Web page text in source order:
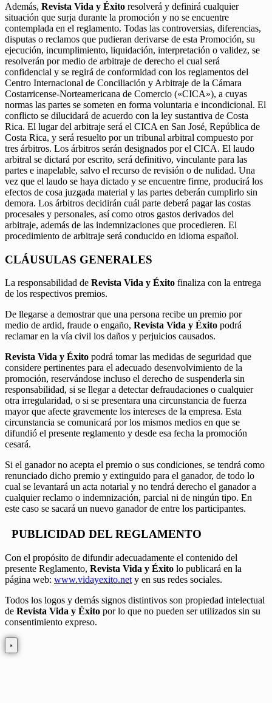
Además, Revista Vida y Éxito resolverá y definirá cualquier
situación que surja durante la promoción y no se encuentre
contemplada en el reglamento. Todas las controversias, diferencias,
disputas o reclamos que pudieran derivarse de esta Promoción, su
ejecución, incumplimiento, liquidación, interpretación o validez, se
resolverán por medio de arbitraje de derecho el cual será
confidencial y se regirá de conformidad con los reglamentos del
Centro Internacional de Conciliación y Arbitraje de la Cámara
Costarricense-Norteamericana de Comercio («CICA»), a cuyas
normas las partes se someten en forma voluntaria e incondicional. El
conflicto se dilucidará de acuerdo con la ley sustantiva de Costa
Rica. El lugar del arbitraje será el CICA en San José, República de
Costa Rica, y será resuelto por un tribunal arbitral compuesto por
tres árbitros. Los árbitros serán designados por el CICA. El laudo
arbitral se dictará por escrito, será definitivo, vinculante para las
partes e inapelable, salvo el recurso de revisión o de nulidad. Una
vez que el laudo se haya dictado y se encuentre firme, producirá los
efectos de cosa juzgada material y las partes deberán cumplirlo sin
demora. Los árbitros decidirán cuál parte deberá pagar las costas
procesales y personales, así como otros gastos derivados del
arbitraje, además de las indemnizaciones que procedieren. El
procedimiento de arbitraje será conducido en idioma español.
CLÁUSULAS GENERALES
La responsabilidad de Revista Vida y Éxito finaliza con la entrega
de los respectivos premios.
De llegarse a demostrar que una persona recibe un premio por
medio de ardid, fraude o engaño, Revista Vida y Éxito podrá
reclamar en la vía civil los daños y perjuicios causados.
Revista Vida y Éxito podrá tomar las medidas de seguridad que
considere pertinentes para el adecuado desenvolvimiento de la
promoción, reservándose incluso el derecho de suspenderla sin
responsabilidad, si se llegar a detectar defraudaciones o cualquier
otra irregularidad, o si se presentara una circunstancia de fuerza
mayor que afecte gravemente los intereses de la empresa. Esta
circunstancia se comunicará por los mismos medios en que se
difundió el presente reglamento y desde esa fecha la promoción
cesará.
Si el ganador no acepta el premio o sus condiciones, se tendrá como
renunciado dicho premio y extinguido para el ganador, de todo lo
cual se levantará un acta notarial y no tendrá derecho el ganador a
cualquier reclamo o indemnización, parcial ni de ningún tipo. En
este caso se sacará un nuevo ganador de entre los participantes.
PUBLICIDAD DEL REGLAMENTO
Con el propósito de difundir adecuadamente el contenido del
presente Reglamento, Revista Vida y Éxito lo publicará en la
página web: www.vidayexito.net y en sus redes sociales.
Todos los logos y demás signos distintivos son propiedad intelectual
de Revista Vida y Éxito por lo que no pueden ser utilizados sin su
consentimiento expreso.
×